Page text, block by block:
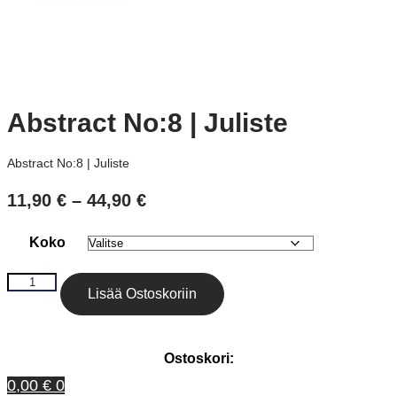
Abstract No:8 | Juliste
Abstract No:8 | Juliste
11,90 € – 44,90 €
-
Koko
Abstract
No:8
Lisää Ostoskoriin
Ostoskori:
0,00 € 0